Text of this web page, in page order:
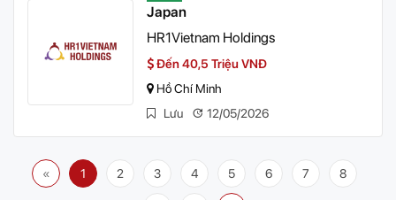
Japan
HR1Vietnam Holdings
Đến 40,5 Triệu VNĐ
Hồ Chí Minh
Lưu
12/05/2026
« 1 2 3 4 5 6 7 8